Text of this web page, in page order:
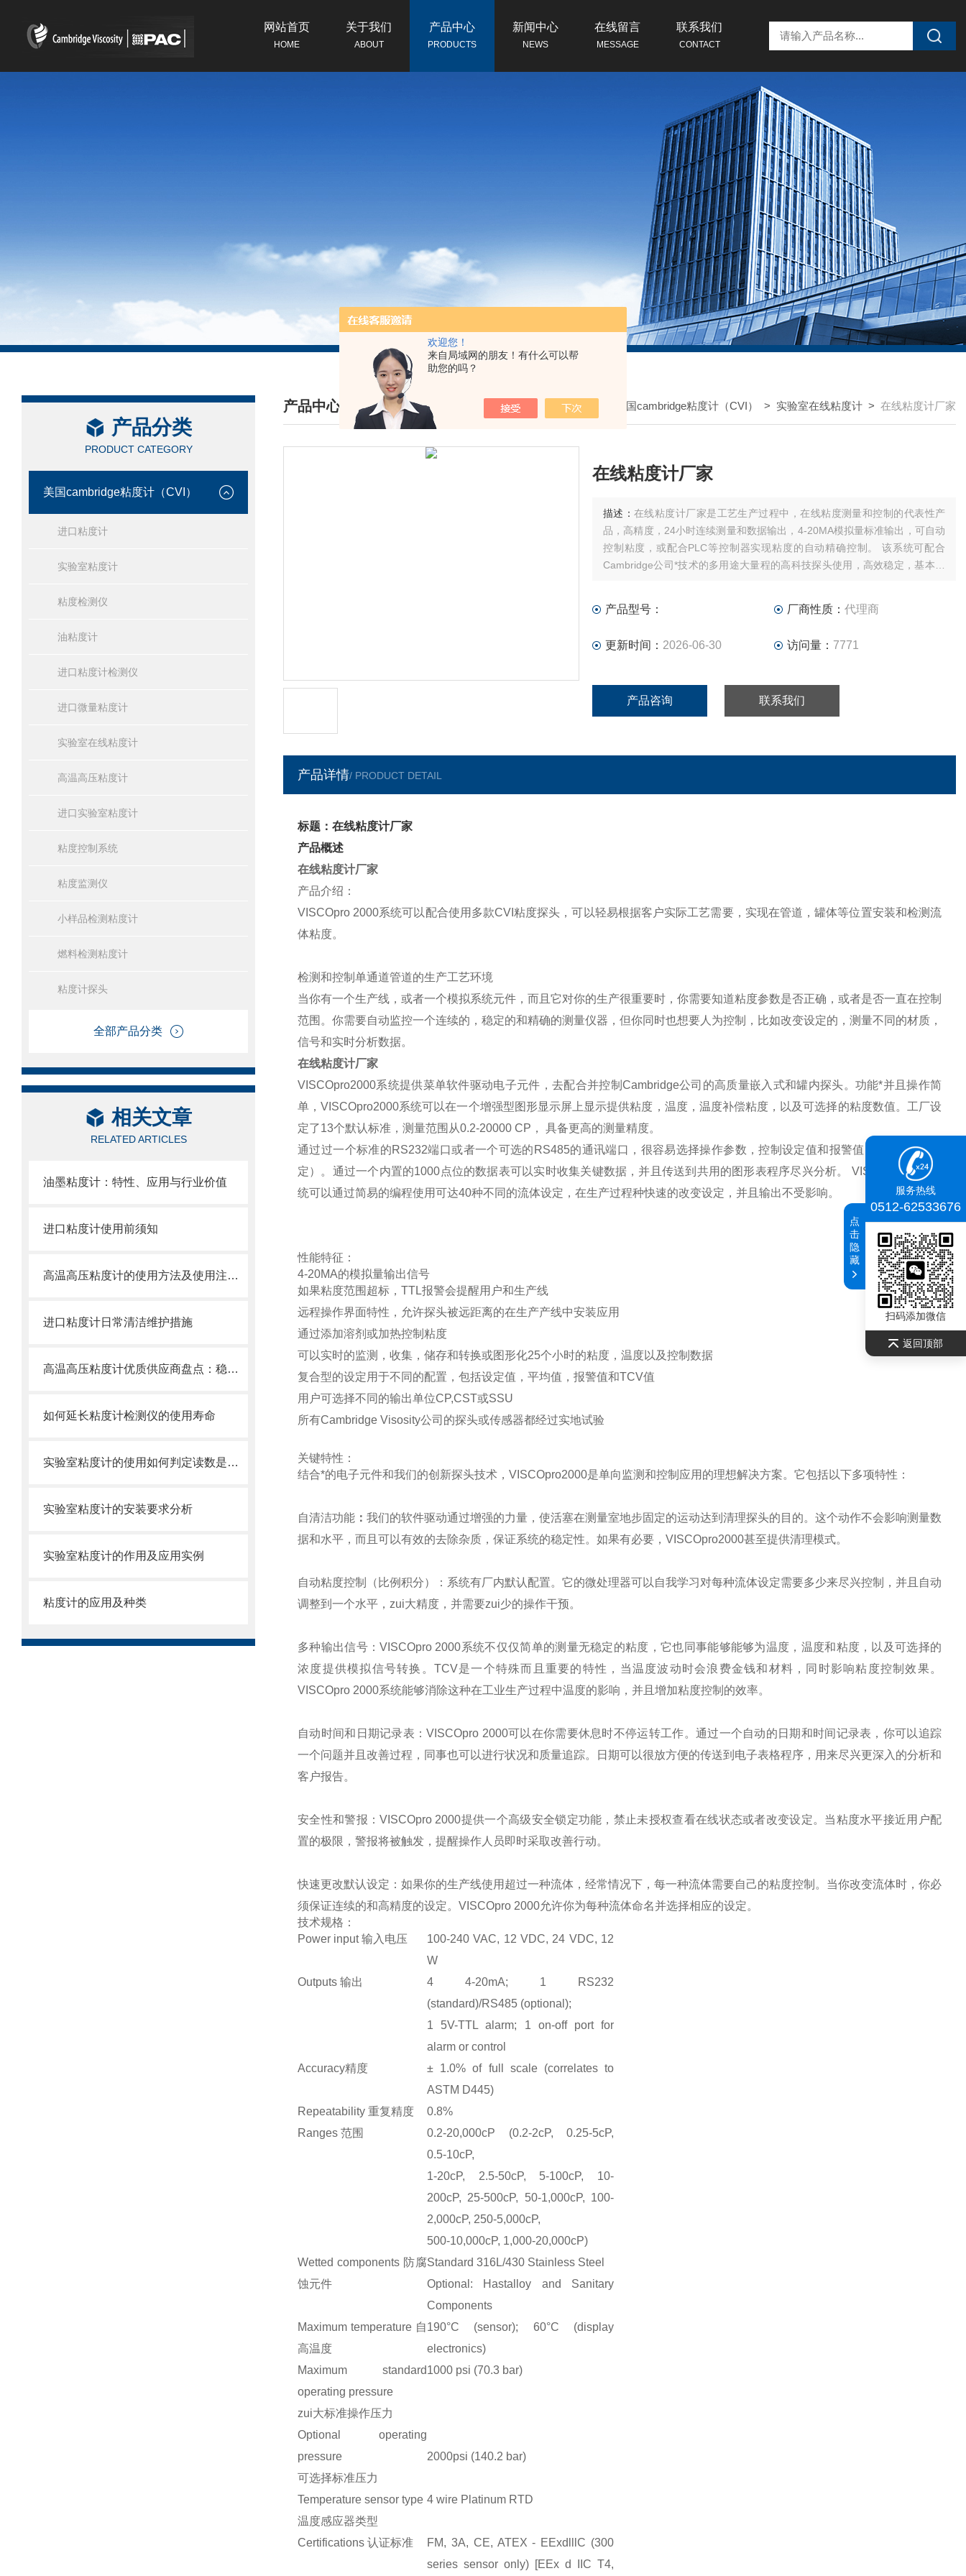
欢迎您！
来自局域网的朋友！有什么可以帮
助您的吗？
网站首页
HOME
关于我们
ABOUT
产品中心
PRODUCTS
新闻中心
NEWS
在线留言
MESSAGE
联系我们
CONTACT
产品分类
PRODUCT CATEGORY
美国cambridge粘度计（CVI）
进口粘度计
实验室粘度计
粘度检测仪
油粘度计
进口粘度计检测仪
进口微量粘度计
实验室在线粘度计
高温高压粘度计
进口实验室粘度计
粘度控制系统
粘度监测仪
小样品检测粘度计
燃料检测粘度计
粘度计探头
全部产品分类
相关文章
RELATED ARTICLES
油墨粘度计：特性、应用与行业价值
进口粘度计使用前须知
高温高压粘度计的使用方法及使用注意事项
进口粘度计日常清洁维护措施
高温高压粘度计优质供应商盘点：稳定性与耐用性兼顾
如何延长粘度计检测仪的使用寿命
实验室粘度计的使用如何判定读数是否有效
实验室粘度计的安装要求分析
实验室粘度计的作用及应用实例
粘度计的应用及种类
产品中心
/ PRODUCTS CENTER
我的位置：首页 产品中心 美国cambridge粘度计（CVI） > 实验室在线粘度计 > 在线粘度计厂家
在线粘度计厂家
描述： 在线粘度计厂家是工艺生产过程中，在线粘度测量和控制的代表性产
品，高精度，24小时连续测量和数据输出，4-20MA模拟量标准输出，可自动
控制粘度，或配合PLC等控制器实现粘度的自动精确控制。 该系统可配合
Cambridge公司*技术的多用途大量程的高科技探头使用，高效稳定，基本无
产品型号： 厂商性质： 代理商
更新时间： 2026-06-30 访问量： 7771
产品咨询 联系我们
产品详情/ PRODUCT DETAIL
标题：在线粘度计厂家
产品概述
在线粘度计厂家
产品介绍：
VISCOpro 2000系统可以配合使用多款CVI粘度探头，可以轻易根据客户实际工艺需要，实现在管道，罐体等位置安装和检测流
体粘度。
检测和控制单通道管道的生产工艺环境
当你有一个生产线，或者一个模拟系统元件，而且它对你的生产很重要时，你需要知道粘度参数是否正确，或者是否一直在控制
范围。你需要自动监控一个连续的，稳定的和精确的测量仪器，但你同时也想要人为控制，比如改变设定的，测量不同的材质，
信号和实时分析数据。
在线粘度计厂家
VISCOpro2000系统提供菜单软件驱动电子元件，去配合并控制 Cambridge公司的高质量嵌入式和罐内探头。功能*并且操作简
单，VISCOpro2000系统可以在一个增强型图形显示屏上显示提供粘度，温度，温度补偿粘度，以及可选择的粘度数值。工厂设
定了13个默认标准，测量范围从0.2-20000 CP ，
具备更高的测量精度。
通过过一个标准的RS232端口或者一个可选的 RS485的通讯端口，很容易选择操作参数，控制设定值和报警值（
个不同的设
定）。通过一个内置的1000点位的数据表可以实时收集关键数据，并且传送到共用的图形表程序尽兴分析。 VISCOpro2000系
统可以通过简易的编程使用可达40种不同的流体设定，在生产过程种快速的改变设定，并且输出不受影响。
性能特征：
4-20MA的模拟量输出信号
如果粘度范围超标， TTL报警会提醒用户和生产线
远程操作界面特性，允许探头被远距离的在生产产线中安装应用
通过添加溶剂或加热控制粘度
可以实时的监测，收集，储存和转换或图形化25个小时的粘度，温度以及控制数据
复合型的设定用于不同的配置，包括设定值，平均值，报警值和TCV值
用户可选择不同的输出单位CP,CST或SSU
所有Cambridge Visosity公司的探头或传感器都经过实地试验
关键特性：
结合*的电子元件和我们的创新探头技术， VISCOpro2000是单向监测和控制应用的理想解决方案。它包括以下多项特性：
自清洁功能 ： 我们的软件驱动通过增强的力量，使活塞在测量室地步固定的运动达到清理探头的目的。这个动作不会影响测量数
据和水平，而且可以有效的去除杂质，保证系统的稳定性。如果有必要， VISCOpro2000甚至提供清理模式。
自动粘度控制（比例积分）：系统有厂内默认配置。它的微处理器可以自我学习对每种流体设定需要多少来尽兴控制，并且自动
调整到一个水平，zui大精度，并需要zui少的操作干预。
多种输出信号：VISCOpro 2000系统不仅仅简单的测量无稳定的粘度，它也同事能够能够为温度，温度和粘度，以及可选择的
浓度提供模拟信号转换。 TCV是一个特殊而且重要的特性，当温度波动时会浪费金钱和材料，同时影响粘度控制效果。
VISCOpro 2000系统能够消除这种在工业生产过程中温度的影响，并且增加粘度控制的效率。
自动时间和日期记录表：VISCOpro 2000可以在你需要休息时不停运转工作。通过一个自动的日期和时间记录表，你可以追踪
一个问题并且改善过程，同事也可以进行状况和质量追踪。日期可以很放方便的传送到电子表格程序，用来尽兴更深入的分析和
客户报告。
安全性和警报：VISCOpro 2000提供一个高级安全锁定功能，禁止未授权查看在线状态或者改变设定。当粘度水平接近用户配
置的极限，警报将被触发，提醒操作人员即时采取改善行动。
快速更改默认设定：如果你的生产线使用超过一种流体，经常情况下，每一种流体需要自己的粘度控制。当你改变流体时，你必
须保证连续的和高精度的设定。 VISCOpro 2000允许你为每种流体命名并选择相应的设定。
技术规格：
Power input 输入电压
100-240 VAC, 12 VDC, 24 VDC, 12
W
Outputs 输出
4 4-20mA; 1 RS232
(standard)/RS485 (optional);
1 5V-TTL alarm; 1 on-off port for
alarm or control
Accuracy精度
± 1.0% of full scale (correlates to
ASTM D445)
Repeatability 重复精度
0.8%
Ranges 范围
0.2-20,000cP (0.2-2cP, 0.25-5cP,
0.5-10cP,
1-20cP, 2.5-50cP, 5-100cP, 10-
200cP, 25-500cP, 50-1,000cP, 100-
2,000cP, 250-5,000cP,
500-10,000cP, 1,000-20,000cP)
Wetted components 防腐
蚀元件
Standard 316L/430 Stainless Steel
Optional: Hastalloy and Sanitary
Components
Maximum temperature 自
高温度
190°C (sensor); 60°C (display
electronics)
Maximum standard
operating pressure
zui大标准操作压力
1000 psi (70.3 bar)
Optional operating
pressure
可选择标准压力
2000psi (140.2 bar)
Temperature sensor type
温度感应器类型
4 wire Platinum RTD
Certifications 认证标准
FM, 3A, CE, ATEX - EExdlllC (300
series sensor only) [EEx d IIC T4,
服务热线
0512-62533676
扫码添加微信
返回顶部
点
击
隐
藏